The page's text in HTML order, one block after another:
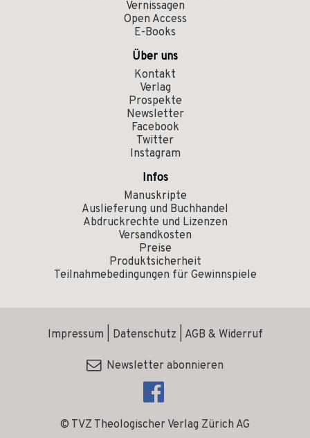
Vernissagen
Open Access
E-Books
Über uns
Kontakt
Verlag
Prospekte
Newsletter
Facebook
Twitter
Instagram
Infos
Manuskripte
Auslieferung und Buchhandel
Abdruckrechte und Lizenzen
Versandkosten
Preise
Produktsicherheit
Teilnahmebedingungen für Gewinnspiele
© TVZ Theologischer Verlag Zürich AG
Impressum Datenschutz AGB & Widerruf
Newsletter abonnieren